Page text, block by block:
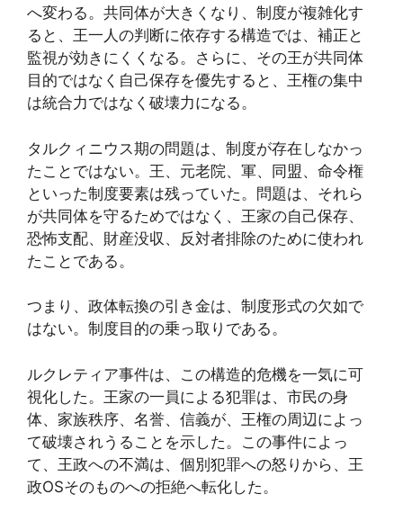
へ変わる。共同体が大きくなり、制度が複雑化す
ると、王一人の判断に依存する構造では、補正と
監視が効きにくくなる。さらに、その王が共同体
目的ではなく自己保存を優先すると、王権の集中
は統合力ではなく破壊力になる。
タルクィニウス期の問題は、制度が存在しなかっ
たことではない。王、元老院、軍、同盟、命令権
といった制度要素は残っていた。問題は、それら
が共同体を守るためではなく、王家の自己保存、
恐怖支配、財産没収、反対者排除のために使われ
たことである。
つまり、政体転換の引き金は、制度形式の欠如で
はない。制度目的の乗っ取りである。
ルクレティア事件は、この構造的危機を一気に可
視化した。王家の一員による犯罪は、市民の身
体、家族秩序、名誉、信義が、王権の周辺によっ
て破壊されうることを示した。この事件によっ
て、王政への不満は、個別犯罪への怒りから、王
政OSそのものへの拒絶へ転化した。